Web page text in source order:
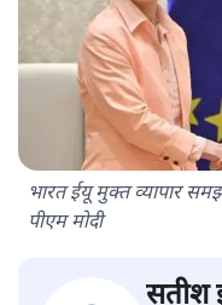
भारत ईयू मुक्त व्यापार
पीएम मोदी
सतीश